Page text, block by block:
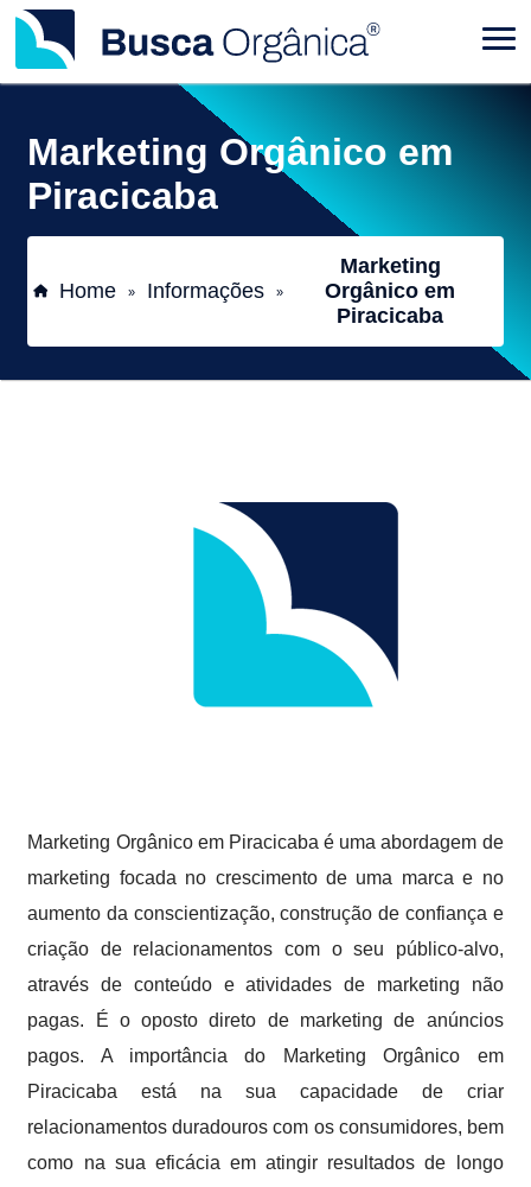
Marketing Orgânico em
Piracicaba
Home » Informações »
Marketing
Orgânico em
Piracicaba
Marketing Orgânico em Piracicaba é uma abordagem de
marketing focada no crescimento de uma marca e no
aumento da conscientização, construção de confiança e
criação de relacionamentos com o seu público-alvo,
através de conteúdo e atividades de marketing não
pagas. É o oposto direto de marketing de anúncios
pagos. A importância do Marketing Orgânico em
Piracicaba está na sua capacidade de criar
relacionamentos duradouros com os consumidores, bem
como na sua eficácia em atingir resultados de longo